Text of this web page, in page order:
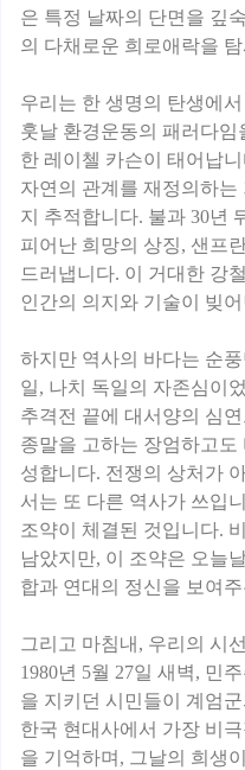
은 특정 날짜의 단면을 깊
의 다채로운 희로애락을
우리는 한 생명의 탄생에
훗날 환경운동의 패러다
한 레이첼 카슨이 태어납
자연의 관계를 재정의하
지 추적합니다. 불과 30년
피어난 희망의 상징, 샌프
드러냅니다. 이 거대한 강
인간의 의지와 기술이 빚
하지만 역사의 바다는 순
일, 나치 독일의 자존심이
추격전 끝에 대서양의 심
종말을 고하는 장엄하고
성합니다. 전쟁의 상처가
서는 또 다른 역사가 쓰입
조약이 체결된 것입니다.
남았지만, 이 조약은 오늘
합과 연대의 정신을 보여
그리고 마침내, 우리의 시
1980년 5월 27일 새벽, 민
을 지키던 시민들이 계엄
한국 현대사에서 가장 비
을 기억하며, 그날의 희생